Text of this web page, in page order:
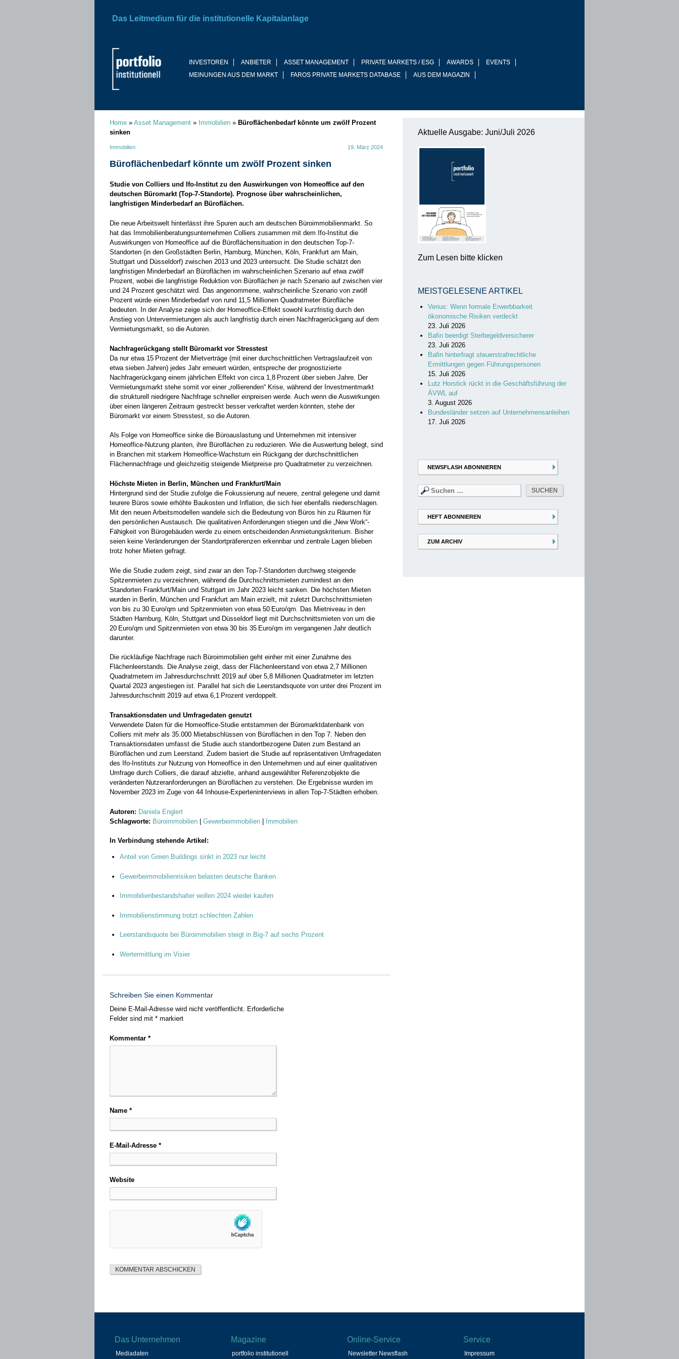
INVESTOREN ANBIETER ASSET MANAGEMENT PRIVATE MARKETS / ESG AWARDS
EVENTS
MEINUNGEN AUS DEM MARKT
FAROS PRIVATE MARKETS DATABASE AUS DEM MAGAZIN
Das Leitmedium für die institutionelle Kapitalanlage
Home » Asset Management » Immobilien » Büroflächenbedarf könnte um zwölf Prozent
sinken
Immobilien 19. März 2024
Büroflächenbedarf könnte um zwölf Prozent sinken
Studie von Colliers und Ifo-Institut zu den Auswirkungen von Homeoffice auf den
deutschen Büromarkt (Top-7-Standorte). Prognose über wahrscheinlichen,
langfristigen Minderbedarf an Büroflächen.
Die neue Arbeitswelt hinterlässt ihre Spuren auch am deutschen Büroimmobilienmarkt. So
hat das Immobilienberatungsunternehmen Colliers zusammen mit dem Ifo-Institut die
Auswirkungen von Homeoffice auf die Büroflächensituation in den deutschen Top-7-
Standorten (in den Großstädten Berlin, Hamburg, München, Köln, Frankfurt am Main,
Stuttgart und Düsseldorf) zwischen 2013 und 2023 untersucht. Die Studie schätzt den
langfristigen Minderbedarf an Büroflächen im wahrscheinlichen Szenario auf etwa zwölf
Prozent, wobei die langfristige Reduktion von Büroflächen je nach Szenario auf zwischen vier
und 24 Prozent geschätzt wird. Das angenommene, wahrscheinliche Szenario von zwölf
Prozent würde einen Minderbedarf von rund 11,5 Millionen Quadratmeter Bürofläche
bedeuten. In der Analyse zeige sich der Homeoffice-Effekt sowohl kurzfristig durch den
Anstieg von Untervermietungen als auch langfristig durch einen Nachfragerückgang auf dem
Vermietungsmarkt, so die Autoren.
Nachfragerückgang stellt Büromarkt vor Stresstest
Da nur etwa 15 Prozent der Mietverträge (mit einer durchschnittlichen Vertragslaufzeit von
etwa sieben Jahren) jedes Jahr erneuert würden, entspreche der prognostizierte
Nachfragerückgang einem jährlichen Effekt von circa 1,8 Prozent über sieben Jahre. Der
Vermietungsmarkt stehe somit vor einer „rollierenden“ Krise, während der Investmentmarkt
die strukturell niedrigere Nachfrage schneller einpreisen werde. Auch wenn die Auswirkungen
über einen längeren Zeitraum gestreckt besser verkraftet werden könnten, stehe der
Büromarkt vor einem Stresstest, so die Autoren.
Als Folge von Homeoffice sinke die Büroauslastung und Unternehmen mit intensiver
Homeoffice-Nutzung planten, ihre Büroflächen zu reduzieren. Wie die Auswertung belegt, sind
in Branchen mit starkem Homeoffice-Wachstum ein Rückgang der durchschnittlichen
Flächennachfrage und gleichzeitig steigende Mietpreise pro Quadratmeter zu verzeichnen.
Höchste Mieten in Berlin, München und Frankfurt/Main
Hintergrund sind der Studie zufolge die Fokussierung auf neuere, zentral gelegene und damit
teurere Büros sowie erhöhte Baukosten und Inflation, die sich hier ebenfalls niederschlagen.
Mit den neuen Arbeitsmodellen wandele sich die Bedeutung von Büros hin zu Räumen für
den persönlichen Austausch. Die qualitativen Anforderungen stiegen und die „New Work“-
Fähigkeit von Bürogebäuden werde zu einem entscheidenden Anmietungskriterium. Bisher
seien keine Veränderungen der Standortpräferenzen erkennbar und zentrale Lagen blieben
trotz hoher Mieten gefragt.
Wie die Studie zudem zeigt, sind zwar an den Top-7-Standorten durchweg steigende
Spitzenmieten zu verzeichnen, während die Durchschnittsmieten zumindest an den
Standorten Frankfurt/Main und Stuttgart im Jahr 2023 leicht sanken. Die höchsten Mieten
wurden in Berlin, München und Frankfurt am Main erzielt, mit zuletzt Durchschnittsmieten
von bis zu 30 Euro/qm und Spitzenmieten von etwa 50 Euro/qm. Das Mietniveau in den
Städten Hamburg, Köln, Stuttgart und Düsseldorf liegt mit Durchschnittsmieten von um die
20 Euro/qm und Spitzenmieten von etwa 30 bis 35 Euro/qm im vergangenen Jahr deutlich
darunter.
Die rückläufige Nachfrage nach Büroimmobilien geht einher mit einer Zunahme des
Flächenleerstands. Die Analyse zeigt, dass der Flächenleerstand von etwa 2,7 Millionen
Quadratmetern im Jahresdurchschnitt 2019 auf über 5,8 Millionen Quadratmeter im letzten
Quartal 2023 angestiegen ist. Parallel hat sich die Leerstandsquote von unter drei Prozent im
Jahresdurchschnitt 2019 auf etwa 6,1 Prozent verdoppelt.
Transaktionsdaten und Umfragedaten genutzt
Verwendete Daten für die Homeoffice-Studie entstammen der Büromarktdatenbank von
Colliers mit mehr als 35.000 Mietabschlüssen von Büroflächen in den Top 7. Neben den
Transaktionsdaten umfasst die Studie auch standortbezogene Daten zum Bestand an
Büroflächen und zum Leerstand. Zudem basiert die Studie auf repräsentativen Umfragedaten
des Ifo-Instituts zur Nutzung von Homeoffice in den Unternehmen und auf einer qualitativen
Umfrage durch Colliers, die darauf abzielte, anhand ausgewählter Referenzobjekte die
veränderten Nutzeranforderungen an Büroflächen zu verstehen. Die Ergebnisse wurden im
November 2023 im Zuge von 44 Inhouse-Experteninterviews in allen Top-7-Städten erhoben.
Autoren: Daniela Englert
Schlagworte: Büroimmobilien | Gewerbeimmobilien | Immobilien
In Verbindung stehende Artikel:
Anteil von Green Buildings sinkt in 2023 nur leicht
Gewerbeimmobilienrisiken belasten deutsche Banken
Immobilienbestandshalter wollen 2024 wieder kaufen
Immobilienstimmung trotzt schlechten Zahlen
Leerstandsquote bei Büroimmobilien steigt in Big-7 auf sechs Prozent
Wertermittlung im Visier
Schreiben Sie einen Kommentar
Deine E-Mail-Adresse wird nicht veröffentlicht. Erforderliche
Felder sind mit * markiert
Kommentar *
Name *
E-Mail-Adresse *
Website
Aktuelle Ausgabe: Juni/Juli 2026
Zum Lesen bitte klicken
MEISTGELESENE ARTIKEL
Verius: Wenn formale Erwerbbarkeit
ökonomische Risiken verdeckt
23. Juli 2026
Bafin beerdigt Sterbegeldversicherer
23. Juli 2026
Bafin hinterfragt steuerstrafrechtliche
Ermittlungen gegen Führungspersonen
15. Juli 2026
Lutz Horstick rückt in die Geschäftsführung der
ÄVWL auf
3. August 2026
Bundesländer setzen auf Unternehmensanleihen
17. Juli 2026
NEWSFLASH ABONNIEREN
Suchen
nach:
HEFT ABONNIEREN
ZUM ARCHIV
Das Unternehmen
Mediadaten
Magazine
portfolio institutionell
Online-Service
Newsletter Newsflash
Service
Impressum